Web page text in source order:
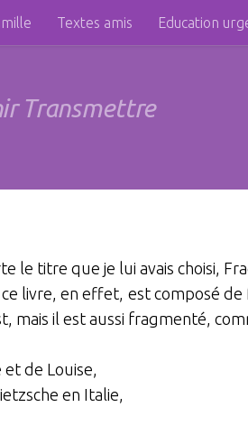
Textes amis Education
Transmettre
le titre que je lui avais choisi,
livre, en effet, est composé
mais il est aussi fragmenté,
et de Louise,
en Italie,